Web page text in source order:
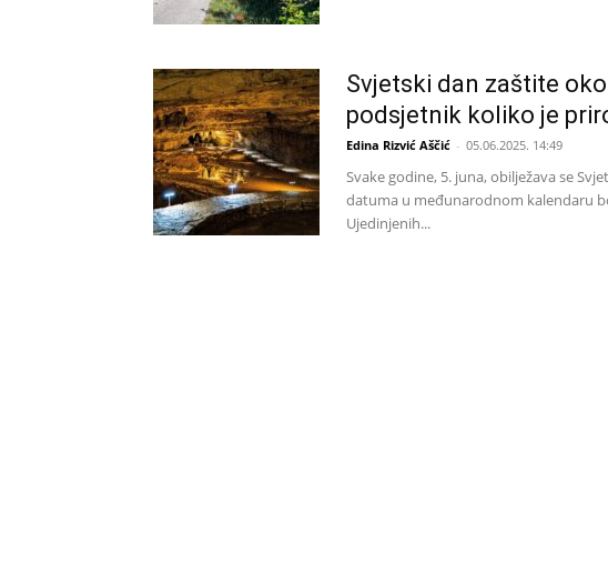
Svjetski dan zaštite
podsjetnik koliko je
Edina Rizvić Aščić - 05.06.2025. 14:49
Svake godine, 5. juna, obilježava se
datuma u međunarodnom kalendaru
Ujedinjenih...